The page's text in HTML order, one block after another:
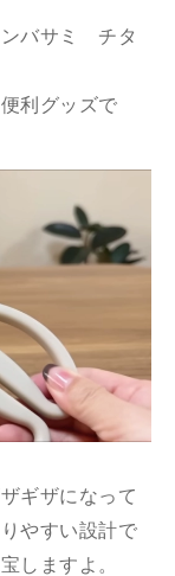
ンバサミ チタ
利グッズで
ギザになって
やすい設計で
しますよ。